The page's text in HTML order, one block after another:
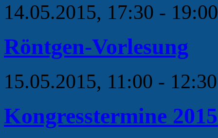
14.05.2015, 17:30 -
Röntgen-Vorlesung
15.05.2015, 11:00 -
Kongresstermine